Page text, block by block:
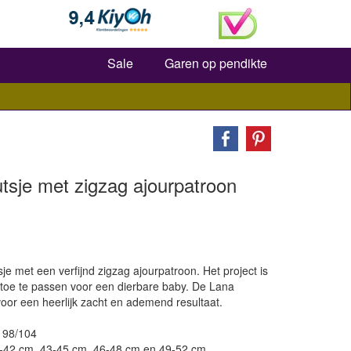
Zoeken
Sale Garen op pendikte
met zigzag ajourpatroon
met een verfijnd zigzag ajourpatroon. Het project is
te passen voor een dierbare baby. De Lana
een heerlijk zacht en ademend resultaat.
104